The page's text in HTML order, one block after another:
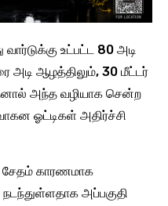
உட்பட்ட 80 அடி
அடி ஆழத்திலும், 30 மீட்டர்
அந்த வழியாக சென்ற
ஓட்டிகள் அதிர்ச்சி
சேதம் காரணமாக
அப்பகுதி